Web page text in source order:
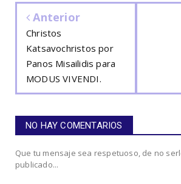
Anterior
Christos
Katsavochristos por
Panos Misailidis para
MODUS VIVENDI.
NO HAY COMENTARIOS
Que tu mensaje sea respetuoso, de no
publicado...